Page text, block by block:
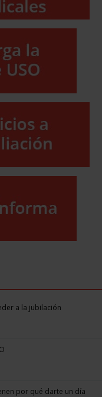
a la jubilación
por qué darte un día